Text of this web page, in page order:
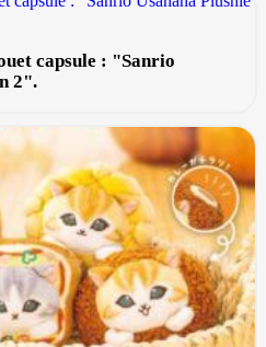
capsule : "Sanrio
2".